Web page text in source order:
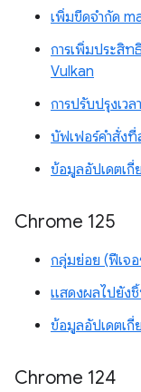
เพิ่มขีดจำกัด
การเพิ่มประสิ
Vulkan
การปรับปรุงเว
บัฟเฟอร์คำสั่ง
ข้อมูลอัปเดตเกี่
Chrome 125
กลุ่มย่อย (ฟีเจ
แสดงผลไปยัง
ข้อมูลอัปเดตเกี่
Chrome 124